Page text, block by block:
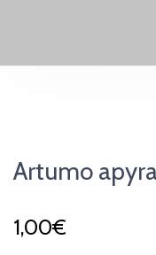
Artumo
1,00€